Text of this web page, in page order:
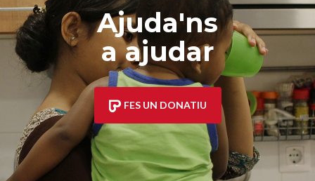
Ajuda'ns
a ajudar
FES UN DONATIU